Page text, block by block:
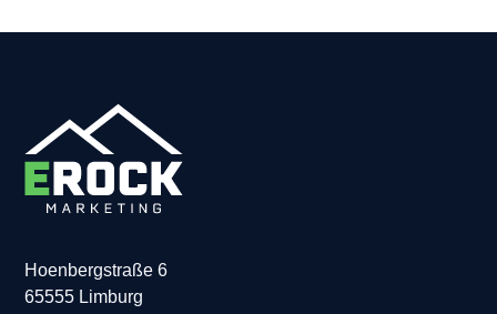
Hoenbergstraße 6
65555 Limburg